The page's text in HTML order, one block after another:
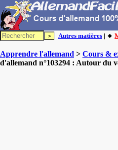
Autres matières | 🔸
Apprendre l'allemand > Cours &
d'allemand n°103294 : Autour du